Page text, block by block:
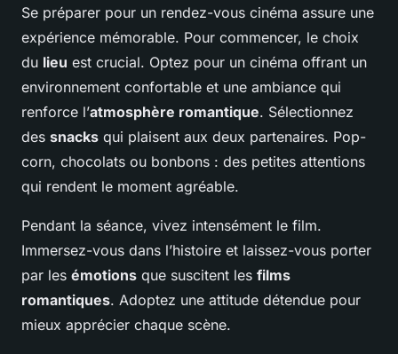
Se préparer pour un rendez-vous cinéma assure une
expérience mémorable. Pour commencer, le choix
du lieu est crucial. Optez pour un cinéma offrant un
environnement confortable et une ambiance qui
renforce l’atmosphère romantique. Sélectionnez
des snacks qui plaisent aux deux partenaires. Pop-
corn, chocolats ou bonbons : des petites attentions
qui rendent le moment agréable.
Pendant la séance, vivez intensément le film.
Immersez-vous dans l’histoire et laissez-vous porter
par les émotions que suscitent les films
romantiques. Adoptez une attitude détendue pour
mieux apprécier chaque scène.